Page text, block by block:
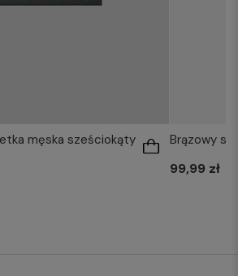
męska sześciokąty Brązowy
99,99 zł